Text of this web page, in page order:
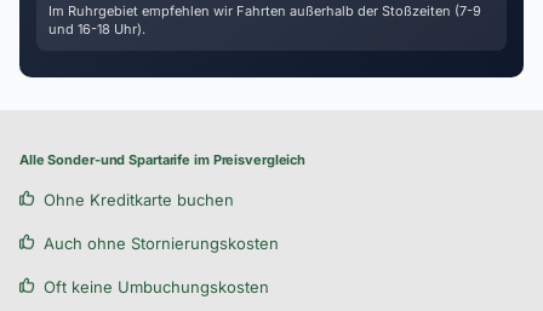
Im Ruhrgebiet empfehlen wir Fahrten außerhalb der Stoßzeiten (7-9
und 16-18 Uhr).
Alle Sonder-und Spartarife im Preisvergleich
Ohne Kreditkarte buchen
Auch ohne Stornierungskosten
Oft keine Umbuchungskosten